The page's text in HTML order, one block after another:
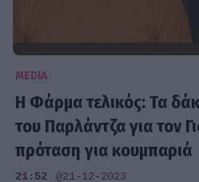
MEDIA
Η Φάρμα τελικός: Τα
του Παρλάντζα για τον
πρόταση για κουμπαριά
21:52 @21-12-2023